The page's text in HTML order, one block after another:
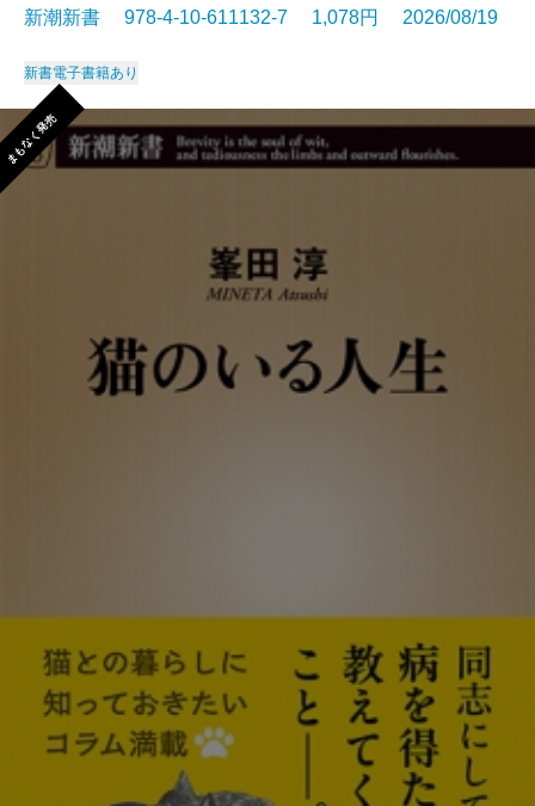
新潮新書 978-4-10-611132-7 1,078円 2026/08/19
新書電子書籍あり
まもなく発売